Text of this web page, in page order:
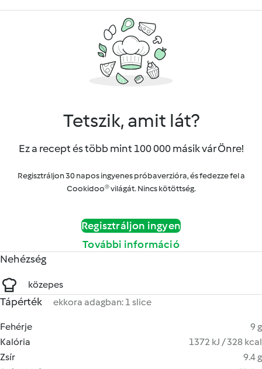
Tetszik, amit lát?
Ez a recept és több mint 100 000 másik vár Önre!
Regisztráljon 30 napos ingyenes próbaverzióra, és fedezze fel a
Cookidoo® világát. Nincs kötöttség.
Regisztráljon ingyen
További információ
Nehézség
közepes
Tápérték ekkora adagban: 1 slice
Fehérje
9 g
Kalória
1372 kJ / 328 kcal
Zsír
9.4 g